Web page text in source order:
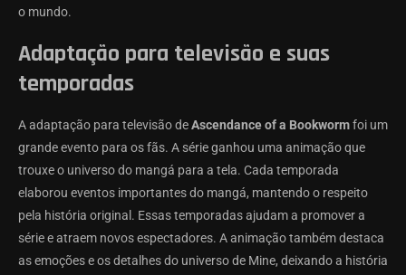
o mundo.
Adaptação para televisão e suas
temporadas
A adaptação para televisão deAscendance of a Bookwormfoi um
grande evento para os fãs. A série ganhou uma animação que
trouxe o universo do mangá para a tela. Cada temporada
elaborou eventos importantes do mangá, mantendo o respeito
pela história original. Essas temporadas ajudam a promover a
série e atraem novos espectadores. A animação também destaca
as emoções e os detalhes do universo de Mine, deixando a história